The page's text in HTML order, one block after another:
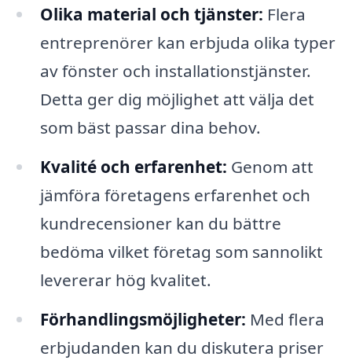
Olika material och tjänster: Flera
entreprenörer kan erbjuda olika typer
av fönster och installationstjänster.
Detta ger dig möjlighet att välja det
som bäst passar dina behov.
Kvalité och erfarenhet: Genom att
jämföra företagens erfarenhet och
kundrecensioner kan du bättre
bedöma vilket företag som sannolikt
levererar hög kvalitet.
Förhandlingsmöjligheter: Med flera
erbjudanden kan du diskutera priser